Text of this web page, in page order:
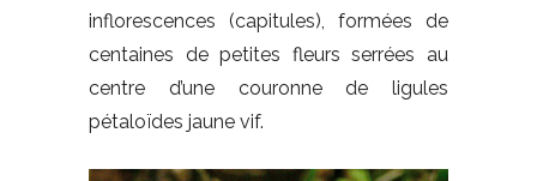
inflorescences (capitules), formées de
centaines de petites fleurs serrées au
centre d’une couronne de ligules
pétaloïdes jaune vif.